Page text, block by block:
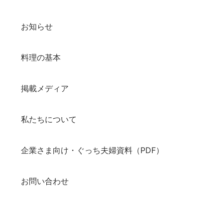
お知らせ
料理の基本
掲載メディア
私たちについて
企業さま向け・ぐっち夫婦資料（PDF）
お問い合わせ